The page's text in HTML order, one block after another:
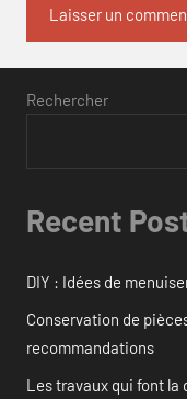
Rechercher
Recent
DIY : Idées de
Conservation de
recommandations
Les travaux qui font la